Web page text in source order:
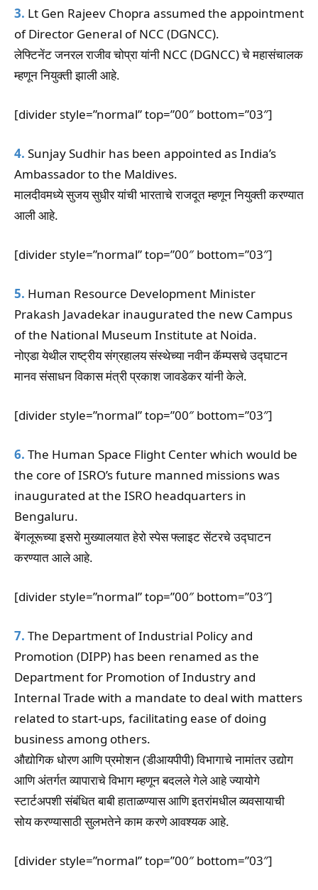
3. Lt Gen Rajeev Chopra assumed the appointment
of Director General of NCC (DGNCC).
लेफ्टिनेंट जनरल राजीव चोप्रा यांनी NCC (DGNCC) चे महासंचालक
म्हणून नियुक्ती झाली आहे.
[divider style=”normal” top=”00″ bottom=”03″]
4. Sunjay Sudhir has been appointed as India’s
Ambassador to the Maldives.
मालदीवमध्ये सुजय सुधीर यांची भारताचे राजदूत म्हणून नियुक्ती करण्यात
आली आहे.
[divider style=”normal” top=”00″ bottom=”03″]
5. Human Resource Development Minister
Prakash Javadekar inaugurated the new Campus
of the National Museum Institute at Noida.
नोएडा येथील राष्ट्रीय संग्रहालय संस्थेच्या नवीन कॅम्पसचे उद्घाटन
मानव संसाधन विकास मंत्री प्रकाश जावडेकर यांनी केले.
[divider style=”normal” top=”00″ bottom=”03″]
6. The Human Space Flight Center which would be
the core of ISRO’s future manned missions was
inaugurated at the ISRO headquarters in
Bengaluru.
बेंगलूरूच्या इसरो मुख्यालयात हेरो स्पेस फ्लाइट सेंटरचे उद्घाटन
करण्यात आले आहे.
[divider style=”normal” top=”00″ bottom=”03″]
7. The Department of Industrial Policy and
Promotion (DIPP) has been renamed as the
Department for Promotion of Industry and
Internal Trade with a mandate to deal with matters
related to start-ups, facilitating ease of doing
business among others.
औद्योगिक धोरण आणि प्रमोशन (डीआयपीपी) विभागाचे नामांतर उद्योग
आणि अंतर्गत व्यापाराचे विभाग म्हणून बदलले गेले आहे ज्यायोगे
स्टार्टअपशी संबंधित बाबी हाताळण्यास आणि इतरांमधील व्यवसायाची
सोय करण्यासाठी सुलभतेने काम करणे आवश्यक आहे.
[divider style=”normal” top=”00″ bottom=”03″]